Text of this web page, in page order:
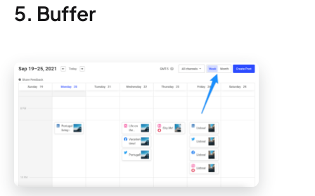
5. Buffer